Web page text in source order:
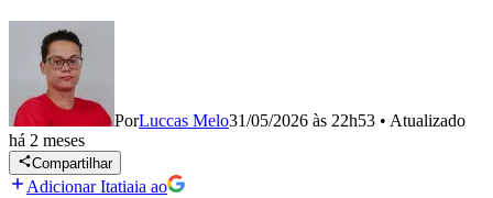
PorLuccas Melo31/05/2026 às 22h53 • Atualizado
há 2 meses
Compartilhar
Adicionar Itatiaia ao